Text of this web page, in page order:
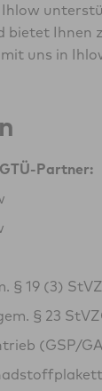
Ihnen
uns in
Partner:
§ 19 (3)
§ 23
(GSP/